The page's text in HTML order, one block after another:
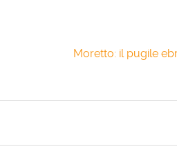
Moretto: il pugile